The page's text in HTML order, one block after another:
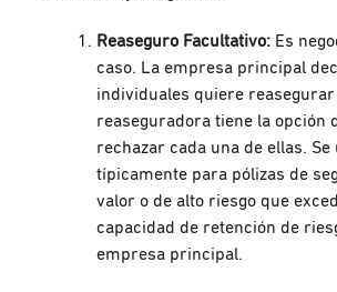
Reaseguro Facultativo: Es
caso. La empresa principal
individuales quiere reasegurar
reaseguradora tiene la opción
rechazar cada una de ellas. Se
típicamente para pólizas de
valor o de alto riesgo que
capacidad de retención de
empresa principal.